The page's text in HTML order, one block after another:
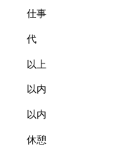
仕事
代
以上
以内
以内
休憩